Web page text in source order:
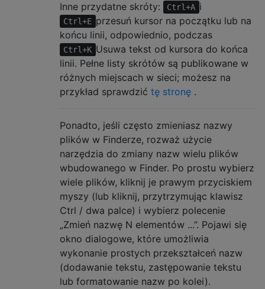
Inne przydatne skróty:
Ctrl+A i
Ctrl+E przesuń kursor na początku lub na
końcu linii, odpowiednio, podczas
Ctrl+K Usuwa tekst od kursora do końca
linii. Pełne listy skrótów są publikowane w
różnych miejscach w sieci; możesz na
przykład sprawdzić tę stronę .
Ponadto, jeśli często zmieniasz nazwy
plików w Finderze, rozważ użycie
narzędzia do zmiany nazw wielu plików
wbudowanego w Finder. Po prostu wybierz
wiele plików, kliknij je prawym przyciskiem
myszy (lub kliknij, przytrzymując klawisz
Ctrl / dwa palce) i wybierz polecenie
„Zmień nazwę N elementów ...”. Pojawi się
okno dialogowe, które umożliwia
wykonanie prostych przekształceń nazw
(dodawanie tekstu, zastępowanie tekstu
lub formatowanie nazw po kolei).